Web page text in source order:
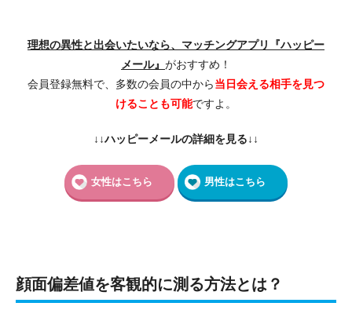
理想の異性と出会いたいなら、マッチングアプリ『ハッピー
メール』 がおすすめ！
会員登録無料で、多数の会員の中から当日会える相手を見つ
けることも可能ですよ。
↓↓ハッピーメールの詳細を見る↓↓
女性はこちら 男性はこちら
顔面偏差値を客観的に測る方法とは？